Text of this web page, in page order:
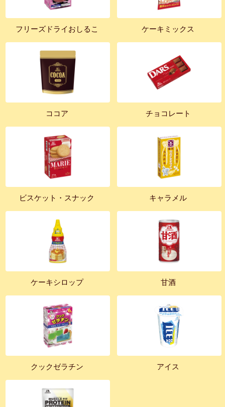
フリーズドライおしるこ ケーキミックス
ココア チョコレート
ビスケット・スナック キャラメル
ケーキシロップ 甘酒
クックゼラチン アイス